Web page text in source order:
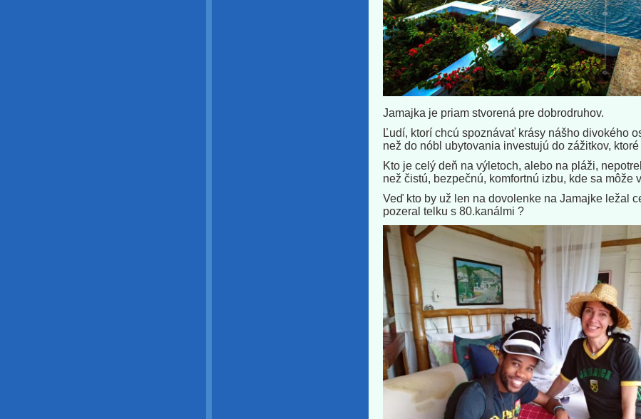
Jamajka je priam stvorená pre dobrodruhov.
Ľudí, ktorí chcú spoznávať krásy nášho divokého
než do nóbl ubytovania investujú do zážitkov, ktoré
Kto je celý deň na výletoch, alebo na pláži,
než čistú, bezpečnú, komfortnú izbu, kde sa môže
Veď kto by už len na dovolenke na Jamajke ležal
pozeral telku s 80.kanálmi ?